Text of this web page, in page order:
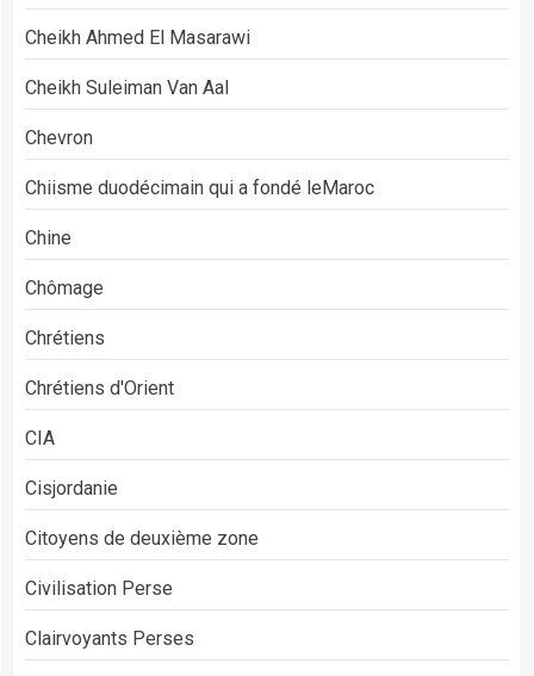
Cheikh Ahmed El Masarawi
Cheikh Suleiman Van Aal
Chevron
Chiisme duodécimain qui a fondé leMaroc
Chine
Chômage
Chrétiens
Chrétiens d'Orient
CIA
Cisjordanie
Citoyens de deuxième zone
Civilisation Perse
Clairvoyants Perses